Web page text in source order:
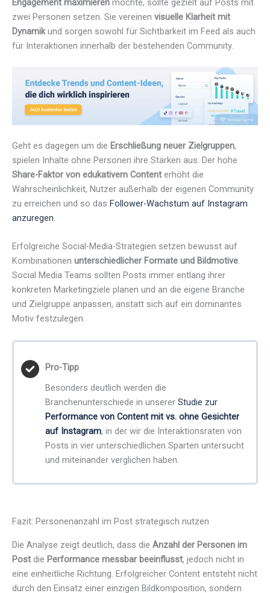
Engagement maximieren möchte, sollte gezielt auf Posts mit
zwei Personen setzen. Sie vereinen visuelle Klarheit mit
Dynamikund sorgen sowohl für Sichtbarkeit im Feed als auch
für Interaktionen innerhalb der bestehenden Community.
Geht es dagegen um die Erschließung neuer Zielgruppen,
spielen Inhalte ohne Personen ihre Stärken aus. Der hohe
Share-Faktor von edukativem Content erhöht die
Wahrscheinlichkeit, Nutzer außerhalb der eigenen Community
zu erreichen und so das Follower-Wachstum auf Instagram
anzuregen.
Erfolgreiche Social-Media-Strategien setzen bewusst auf
Kombinationen unterschiedlicher Formate und Bildmotive.
Social Media Teams sollten Posts immer entlang ihrer
konkreten Marketingziele planen und an die eigene Branche
und Zielgruppe anpassen, anstatt sich auf ein dominantes
Motiv festzulegen.
Pro-Tipp
Besonders deutlich werden die
Branchenunterschiede in unserer Studie zur
Performance von Content mit vs. ohne Gesichter
auf Instagram, in der wir die Interaktionsraten von
Posts in vier unterschiedlichen Sparten untersucht
und miteinander verglichen haben.
Fazit: Personenanzahl im Post strategisch nutzen
Die Analyse zeigt deutlich, dass die Anzahl der Personen im
Post die Performance messbar beeinflusst, jedoch nicht in
eine einheitliche Richtung. Erfolgreicher Content entsteht nicht
durch den Einsatz einer einzigen Bildkomposition, sondern